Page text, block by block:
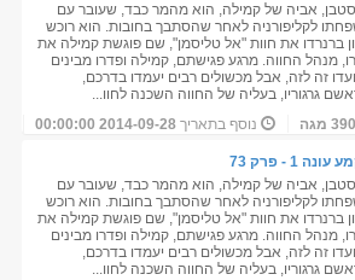
אביה של קמילה, הוא מהמר כבד, שעובר עם
לקליפורניה לאחר שהסתבך בחובות. הוא רוכש
ברנרדו את חוות "אל טליסמן", שם פוגשת קמילה את
מנהל החווה. מרגע פגישתם, קמילה ופדרו מבינים
זה לזה, אבל מכשולים רבים יעמדו בדרכם,
גרגוריו, בעליה של החווה השכנה לחוו...
נוסף בתאריך2014-09-28 00:00:00
1 - פרק 73
אביה של קמילה, הוא מהמר כבד, שעובר עם
לקליפורניה לאחר שהסתבך בחובות. הוא רוכש
ברנרדו את חוות "אל טליסמן", שם פוגשת קמילה את
מנהל החווה. מרגע פגישתם, קמילה ופדרו מבינים
זה לזה, אבל מכשולים רבים יעמדו בדרכם,
גרגוריו, בעליה של החווה השכנה לחוו...